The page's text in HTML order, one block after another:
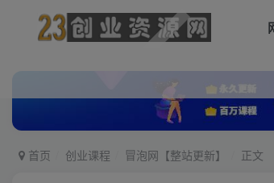
首页 创业课程 冒泡网【整站更新】 正文